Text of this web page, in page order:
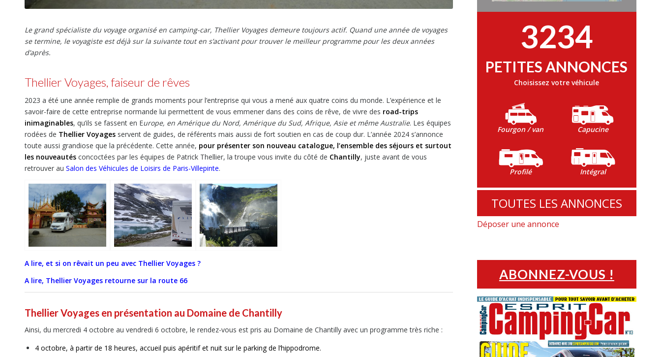
Le grand spécialiste du voyage organisé en camping-car, Thellier Voyages demeure toujours actif. Quand une année de voyages
se termine, le voyagiste est déjà sur la suivante tout en s’activant pour trouver le meilleur programme pour les deux années
d’après.
Thellier Voyages, faiseur de rêves
2023 a été une année remplie de grands moments pour l’entreprise qui vous a mené aux quatre coins du monde. L’expérience et le
savoir-faire de cette entreprise normande lui permettent de vous emmener dans des coins de rêve, de vivre des road-trips
inimaginables, qu’ils se fassent en Europe, en Amérique du Nord, Amérique du Sud, Afrique, Asie et même Australie. Les équipes
rodées de Thellier Voyages servent de guides, de référents mais aussi de fort soutien en cas de coup dur. L’année 2024 s’annonce
toute aussi grandiose que la précédente. Cette année, pour présenter son nouveau catalogue, l’ensemble des séjours et surtout
les nouveautés concoctées par les équipes de Patrick Thellier, la troupe vous invite du côté de Chantilly, juste avant de vous
retrouver au Salon des Véhicules de Loisirs de Paris-Villepinte.
A lire, et si on rêvait un peu avec Thellier Voyages ?
A lire, Thellier Voyages retourne sur la route 66
Thellier Voyages en présentation au Domaine de Chantilly
Ainsi, du mercredi 4 octobre au vendredi 6 octobre, le rendez-vous est pris au Domaine de Chantilly avec un programme très riche :
4 octobre, à partir de 18 heures, accueil puis apéritif et nuit sur le parking de l’hippodrome.
3234
PETITES ANNONCES
Choisissez votre véhicule
Fourgon / van Capucine
Profilé Intégral
TOUTES LES ANNONCES
Déposer une annonce
ABONNEZ-VOUS !